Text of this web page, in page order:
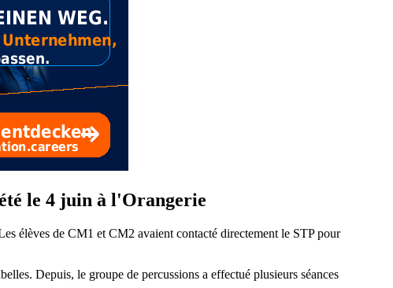
le 4 juin à l'Orangerie
élèves de CM1 et CM2 avaient contacté directement le STP pour
Depuis, le groupe de percussions a effectué plusieurs séances